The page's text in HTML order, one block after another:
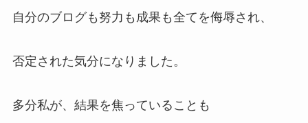
自分のブログも努力も成果も全てを侮辱され、
否定された気分になりました。
多分私が、結果を焦っていることも